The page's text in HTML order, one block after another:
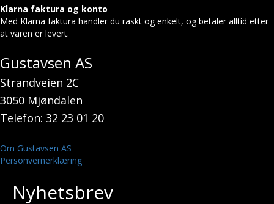
Klarna faktura og konto
Med Klarna faktura handler du raskt og enkelt, og betaler alltid etter
at varen er levert.
Gustavsen AS
Strandveien 2C
3050 Mjøndalen
Telefon: 32 23 01 20
Om Gustavsen AS
Personvernerklæring
Nyhetsbrev